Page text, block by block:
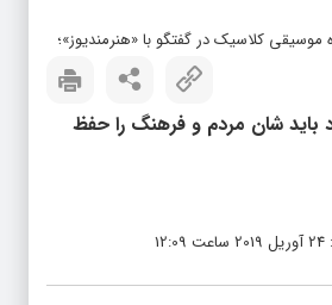
کلاسیک در گفتگو با «هنرمندیوز»؛
باید شان مردم و فرهنگ را حفظ